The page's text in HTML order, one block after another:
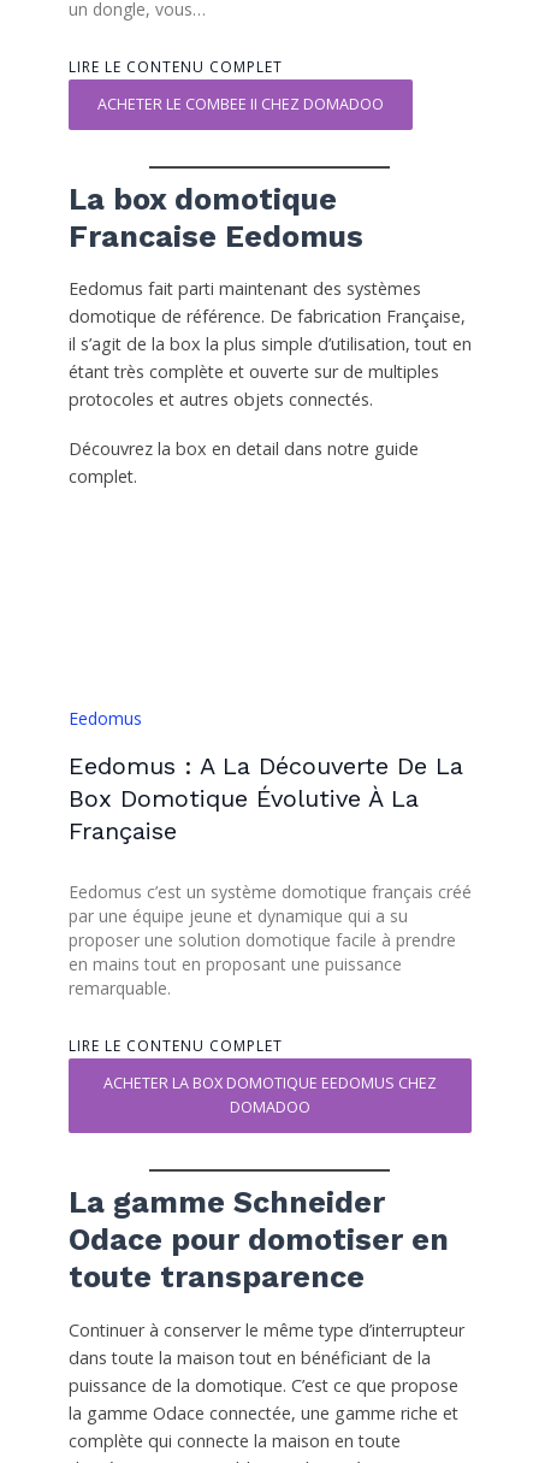
un dongle, vous…
LIRE LE CONTENU COMPLET
ACHETER LE COMBEE II CHEZ DOMADOO
La box domotique
Francaise Eedomus
Eedomus fait parti maintenant des systèmes
domotique de référence. De fabrication Française,
il s’agit de la box la plus simple d’utilisation, tout en
étant très complète et ouverte sur de multiples
protocoles et autres objets connectés.
Découvrez la box en detail dans notre guide
complet.
Eedomus
Eedomus : A La Découverte De La
Box Domotique Évolutive À La
Française
Eedomus c’est un système domotique français créé
par une équipe jeune et dynamique qui a su
proposer une solution domotique facile à prendre
en mains tout en proposant une puissance
remarquable.
LIRE LE CONTENU COMPLET
ACHETER LA BOX DOMOTIQUE EEDOMUS CHEZ
DOMADOO
La gamme Schneider
Odace pour domotiser en
toute transparence
Continuer à conserver le même type d’interrupteur
dans toute la maison tout en bénéficiant de la
puissance de la domotique. C’est ce que propose
la gamme Odace connectée, une gamme riche et
complète qui connecte la maison en toute